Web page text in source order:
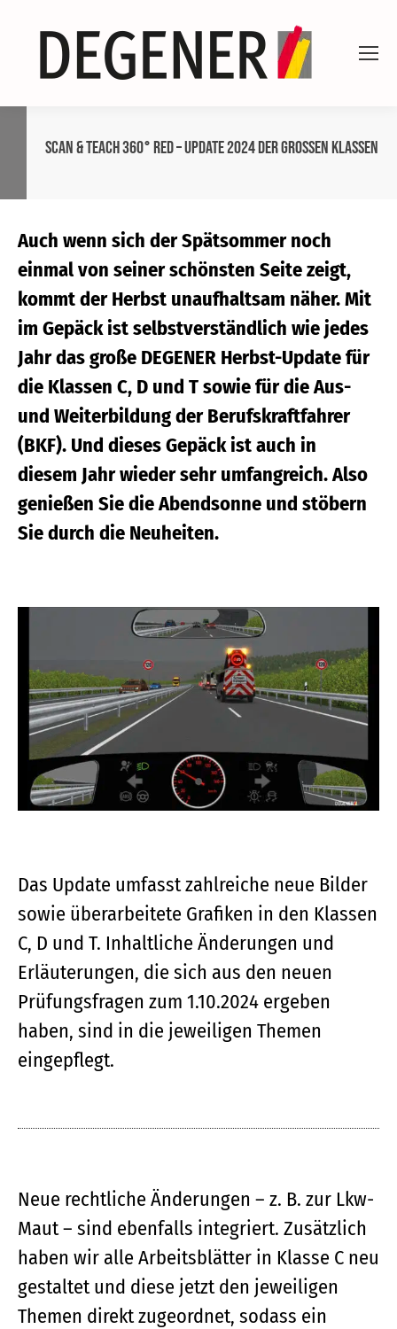
SCAN & TEACH 360° RED – Update 2024 der grossen Klassen
Auch wenn sich der Spätsommer noch
einmal von seiner schönsten Seite zeigt,
kommt der Herbst unaufhaltsam näher. Mit
im Gepäck ist selbstverständlich wie jedes
Jahr das große DEGENER Herbst-Update für
die Klassen C, D und T sowie für die Aus-
und Weiterbildung der Berufskraftfahrer
(BKF). Und dieses Gepäck ist auch in
diesem Jahr wieder sehr umfangreich. Also
genießen Sie die Abendsonne und stöbern
Sie durch die Neuheiten.
Das Update umfasst zahlreiche neue Bilder
sowie überarbeitete Grafiken in den Klassen
C, D und T. Inhaltliche Änderungen und
Erläuterungen, die sich aus den neuen
Prüfungsfragen zum 1.10.2024 ergeben
haben, sind in die jeweiligen Themen
eingepflegt.
Neue rechtliche Änderungen – z. B. zur Lkw-
Maut – sind ebenfalls integriert. Zusätzlich
haben wir alle Arbeitsblätter in Klasse C neu
gestaltet und diese jetzt den jeweiligen
Themen direkt zugeordnet, sodass ein